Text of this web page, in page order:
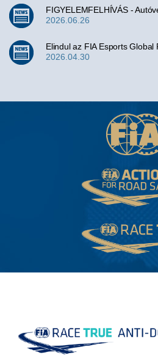
FIGYELEMFELHÍVÁS -
2026.06.26
Elindul az FIA Esports Global
2026.04.30